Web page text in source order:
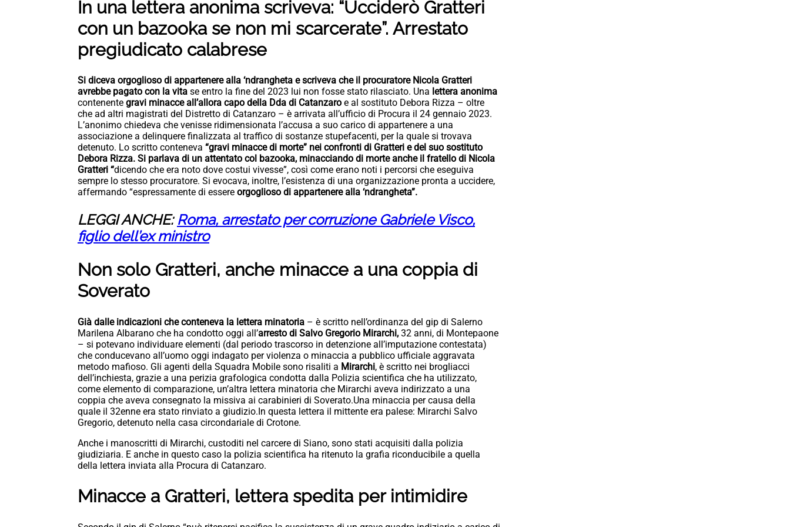
In una lettera anonima scriveva: “Ucciderò Gratteri
con un bazooka se non mi scarcerate”. Arrestato
pregiudicato calabrese
Si diceva orgoglioso di appartenere alla ‘ndrangheta e scriveva che il procuratore Nicola Gratteri
avrebbe pagato con la vita se entro la fine del 2023 lui non fosse stato rilasciato. Una lettera anonima
contenente gravi minacce all’allora capo della Dda di Catanzaro e al sostituto Debora Rizza – oltre
che ad altri magistrati del Distretto di Catanzaro – è arrivata all’ufficio di Procura il 24 gennaio 2023.
L’anonimo chiedeva che venisse ridimensionata l’accusa a suo carico di appartenere a una
associazione a delinquere finalizzata al traffico di sostanze stupefacenti, per la quale si trovava
detenuto. Lo scritto conteneva “gravi minacce di morte” nei confronti di Gratteri e del suo sostituto
Debora Rizza. Si parlava di un attentato col bazooka, minacciando di morte anche il fratello di Nicola
Gratteri “dicendo che era noto dove costui vivesse”, così come erano noti i percorsi che eseguiva
sempre lo stesso procuratore. Si evocava, inoltre, l’esistenza di una organizzazione pronta a uccidere,
affermando “espressamente di essere orgoglioso di appartenere alla ‘ndrangheta”.
LEGGI ANCHE: Roma, arrestato per corruzione Gabriele Visco,
figlio dell’ex ministro
Non solo Gratteri, anche minacce a una coppia di
Soverato
Già dalle indicazioni che conteneva la lettera minatoria – è scritto nell’ordinanza del gip di Salerno
Marilena Albarano che ha condotto oggi all’arresto di Salvo Gregorio Mirarchi, 32 anni, di Montepaone
– si potevano individuare elementi (dal periodo trascorso in detenzione all’imputazione contestata)
che conducevano all’uomo oggi indagato per violenza o minaccia a pubblico ufficiale aggravata
metodo mafioso. Gli agenti della Squadra Mobile sono risaliti a Mirarchi, è scritto nei brogliacci
dell’inchiesta, grazie a una perizia grafologica condotta dalla Polizia scientifica che ha utilizzato,
come elemento di comparazione, un’altra lettera minatoria che Mirarchi aveva indirizzato a una
coppia che aveva consegnato la missiva ai carabinieri di Soverato.Una minaccia per causa della
quale il 32enne era stato rinviato a giudizio.In questa lettera il mittente era palese: Mirarchi Salvo
Gregorio, detenuto nella casa circondariale di Crotone.
Anche i manoscritti di Mirarchi, custoditi nel carcere di Siano, sono stati acquisiti dalla polizia
giudiziaria. E anche in questo caso la polizia scientifica ha ritenuto la grafia riconducibile a quella
della lettera inviata alla Procura di Catanzaro.
Minacce a Gratteri, lettera spedita per intimidire